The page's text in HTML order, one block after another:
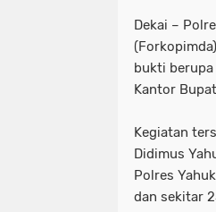
Dekai –
bukti
Kantor
Kegiatan
Didimus
Polres
dan sekitar